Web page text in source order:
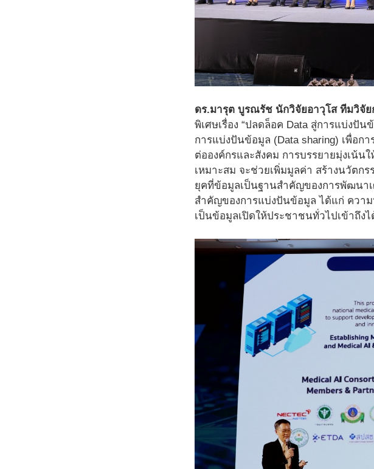
ดร.มารุต บูรณรัช นักวิจัยอาวุโส ทีมวิจั
พิเศษเรื่อง “ปลดล็อค Data สู่การแบ่งปั
การแบ่งปันข้อมูล (Data sharing) เพื่อ
ต่อองค์กรและสังคม การบรรยายมุ่งเน้
เหมาะสม จะช่วยเพิ่มมูลค่า สร้างนวัตก
ยุคที่ข้อมูลเป็นฐานสำคัญของการพัฒนา
สำคัญของการแบ่งปันข้อมูล ได้แก่ ความ
เป็นข้อมูลเปิดให้ประชาชนทั่วไปเข้าถึง